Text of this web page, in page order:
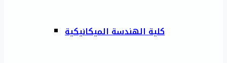
كلية الهندسة الميكانيكية